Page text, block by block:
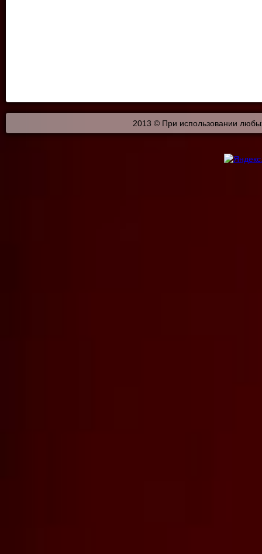
2013 © При использовании